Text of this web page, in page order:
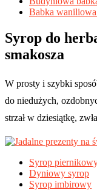
Babka
Syrop do
smakosza
W prosty i szybki
do niedużych,
strzał w dziesiątkę,
Syrop
Dyniowy syrop
Syrop imbirowy